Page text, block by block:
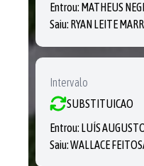
Entrou: MATHEUS
Saiu: RYAN LEITE
Intervalo
SUBSTITUICAO
Entrou: LUÍS
Saiu:WALLACE